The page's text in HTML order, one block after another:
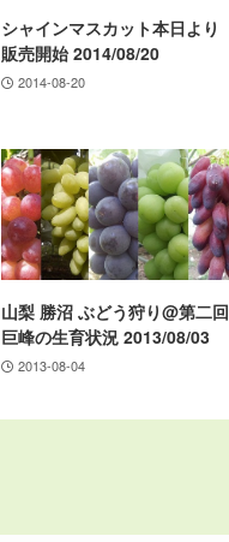
シャインマスカット本日より
販売開始 2014/08/20
2014-08-20
山梨 勝沼 ぶどう狩り@第二回
巨峰の生育状況 2013/08/03
2013-08-04